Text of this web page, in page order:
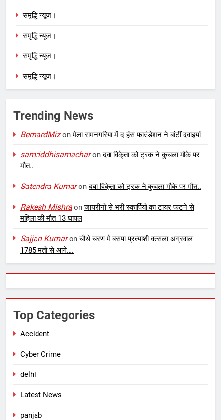
समृद्धि न्यूज।
समृद्धि न्यूज।
समृद्धि न्यूज।
समृद्धि न्यूज।
Trending News
BernardMizonमेला रामनगरिया में द हंस फाउंडेशन ने बांटीं दवाइयां
samriddhisamacharonदवा विके्ता को ट्रक ने कुचला मौके पर
मौत..
Satendra Kumaronदवा विके्ता को ट्रक ने कुचला मौके पर मौत..
Rakesh Mishra onजायरीनों से भरी स्कार्पियो का टायर फटने से
महिला की मौत 13 घायल
Sajjan Kumaronचौथे चरण में बसपा प्रत्याशी वत्सला अग्रवाल
1785 मतों से आगे….
Top Categories
Accident
Cyber Crime
delhi
Latest News
panjab